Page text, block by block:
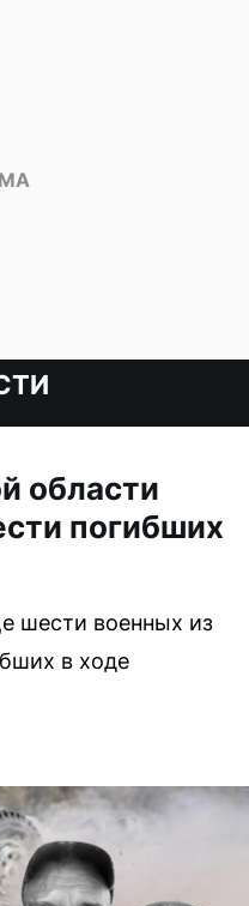
области
погибших
шести военных из
в ходе